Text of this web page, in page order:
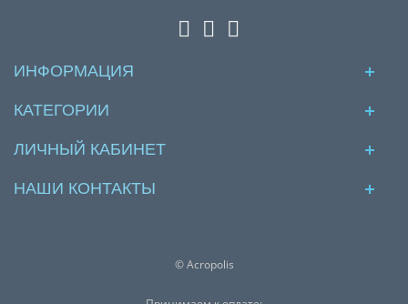
ИНФОРМАЦИЯ
КАТЕГОРИИ
ЛИЧНЫЙ КАБИНЕТ
НАШИ КОНТАКТЫ
© Acropolis